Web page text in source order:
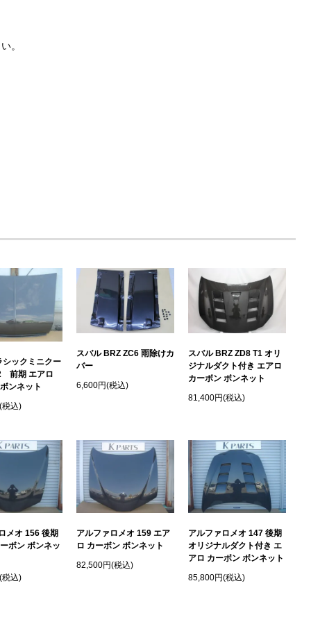
。
シックミニクー
前期 エアロ
ンネット
税込)
スバル BRZ ZC6 雨除けカ
バー
6,600円(税込)
スバル BRZ ZD8 T1 オリ
ジナルダクト付き エアロ
カーボン ボンネット
81,400円(税込)
メオ 156 後期
ボン ボンネッ
税込)
アルファロメオ 159 エア
ロ カーボン ボンネット
82,500円(税込)
アルファロメオ 147 後期
オリジナルダクト付き エ
アロ カーボン ボンネット
85,800円(税込)